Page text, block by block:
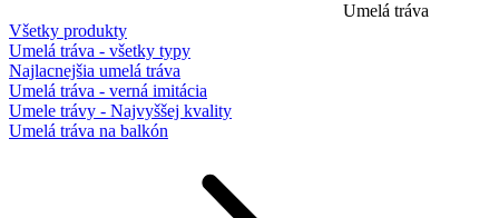
Umelá tráva
Všetky produkty
Umelá tráva - všetky typy
Najlacnejšia umelá tráva
Umelá tráva - verná imitácia
Umele trávy - Najvyššej kvality
Umelá tráva na balkón